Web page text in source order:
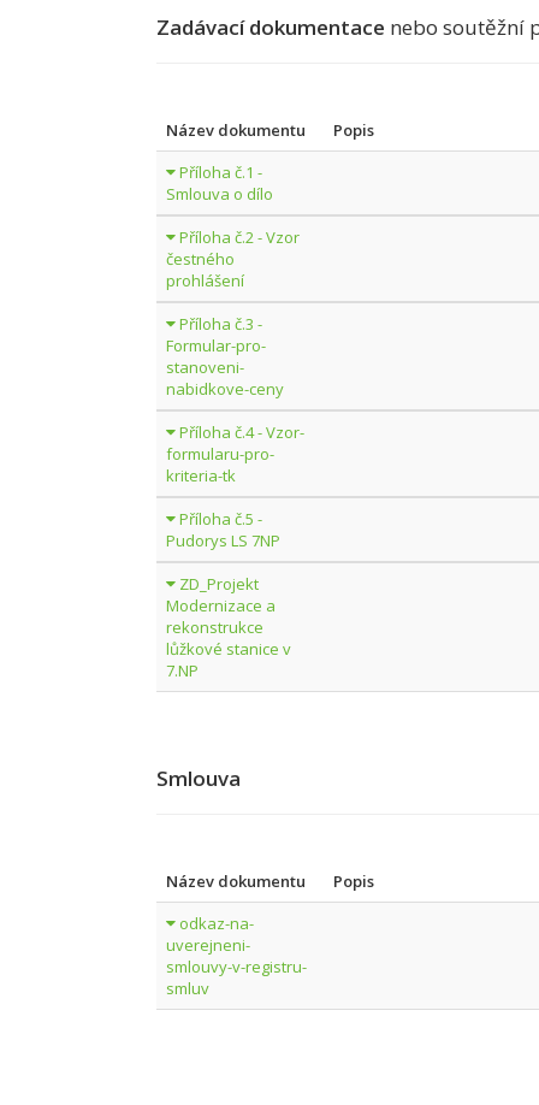
Zadávací dokumentace nebo soutěžní
Název dokumentu
Popis
Příloha č.1 -
Smlouva o dílo
Příloha č.2 - Vzor
čestného
prohlášení
Příloha č.3 -
Formular-pro-
stanoveni-
nabidkove-ceny
Příloha č.4 - Vzor-
formularu-pro-
kriteria-tk
Příloha č.5 -
Pudorys LS 7NP
ZD_Projekt
Modernizace a
rekonstrukce
lůžkové stanice v
7.NP
Smlouva
Název dokumentu
Popis
odkaz-na-
uverejneni-
smlouvy-v-registru-
smluv